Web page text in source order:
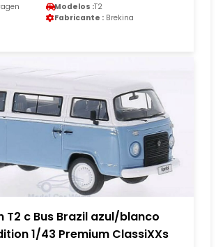
Modelos :T2
Fabricante : Brekina
T2 c Bus Brazil azul/blanco
1/43 Premium ClassiXXs